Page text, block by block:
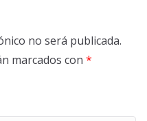
no será publicada.
marcados con *